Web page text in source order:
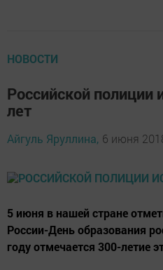
НОВОСТИ
Российской полиции
лет
Айгуль Яруллина, 6 июня
5 июня в нашей стране
России-День образования
году отмечается 300-летие